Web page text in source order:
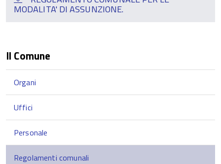
MODALITA' DI ASSUNZIONE.
Il Comune
Organi
Uffici
Personale
Regolamenti comunali